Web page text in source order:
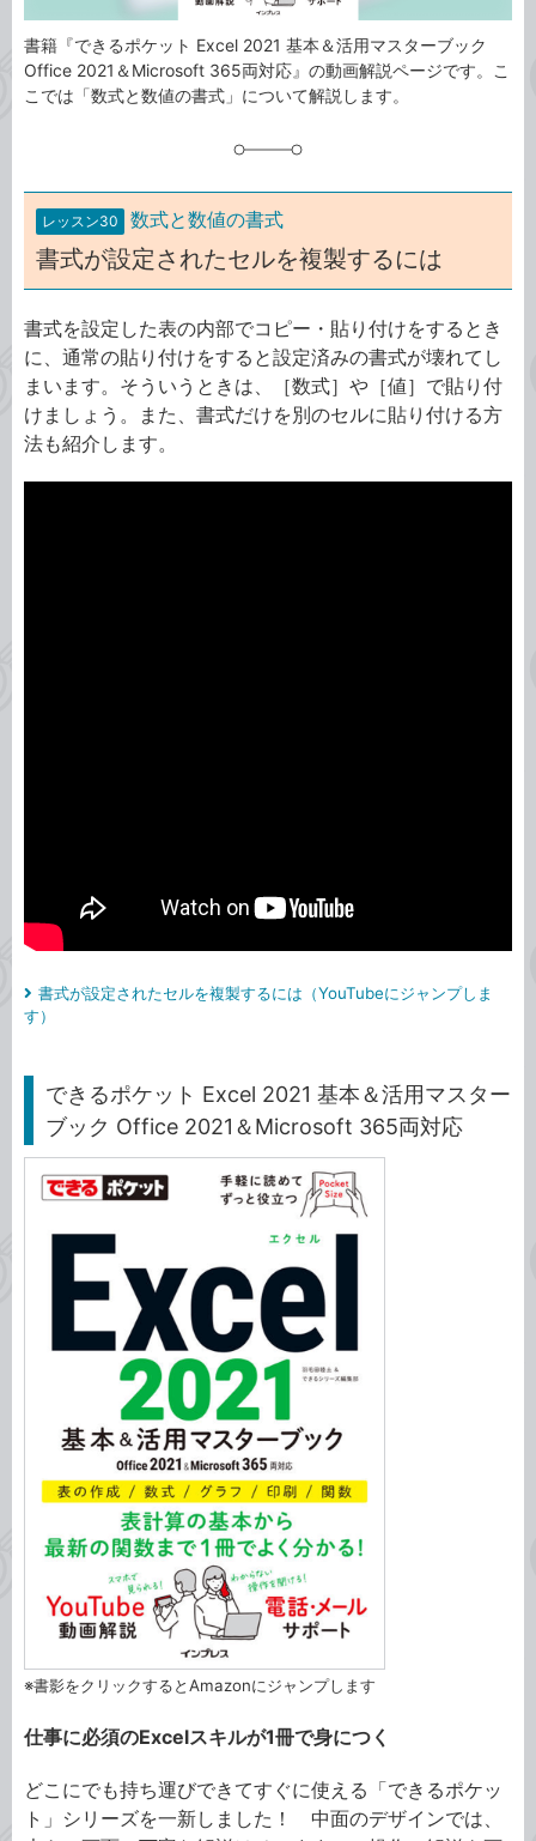
書籍『できるポケット Excel 2021 基本＆活用マスターブック
Office 2021＆Microsoft 365両対応』の動画解説ページです。こ
こでは「数式と数値の書式」について解説します。
レッスン30 数式と数値の書式
書式が設定されたセルを複製するには
書式を設定した表の内部でコピー・貼り付けをするとき
に、通常の貼り付けをすると設定済みの書式が壊れてし
まいます。そういうときは、［数式］や［値］で貼り付
けましょう。また、書式だけを別のセルに貼り付ける方
法も紹介します。
書式が設定されたセルを複製するには（YouTubeにジャンプしま
す）
できるポケット Excel 2021 基本＆活用マスター
ブック Office 2021＆Microsoft 365両対応
※書影をクリックするとAmazonにジャンプします
仕事に必須のExcelスキルが1冊で身につく
どこにでも持ち運びできてすぐに使える「できるポケッ
ト」シリーズを一新しました！ 中面のデザインでは、